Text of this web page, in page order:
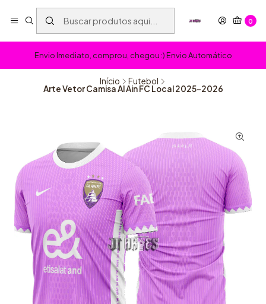
0
Envio Imediato, comprou, chegou :) Envio Automático
Início Futebol
Arte Vetor Camisa Al Ain FC Local 2025-2026